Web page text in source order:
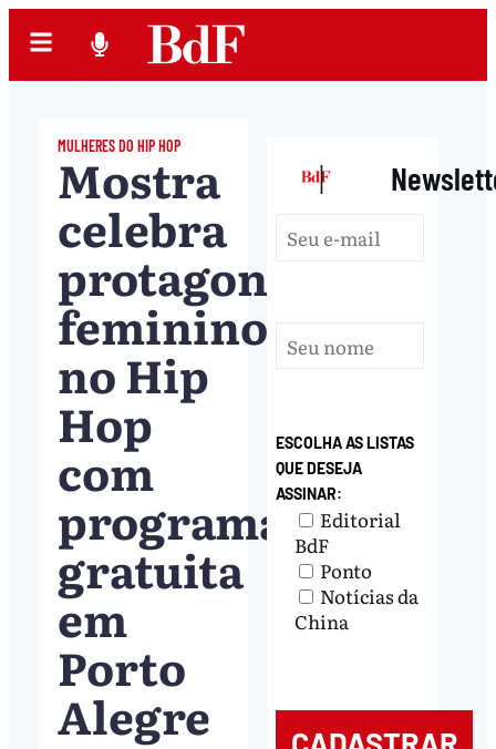
MULHERES DO HIP HOP
Mostra
celebra
protagonismo
feminino
no Hip
Hop
com
programação
gratuita
em
Porto
Alegre
|
ESCOLHA AS LISTAS
QUE DESEJA
ASSINAR:
Editorial
BdF
Ponto
Notícias da
China